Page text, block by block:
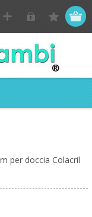
per doccia Colacril